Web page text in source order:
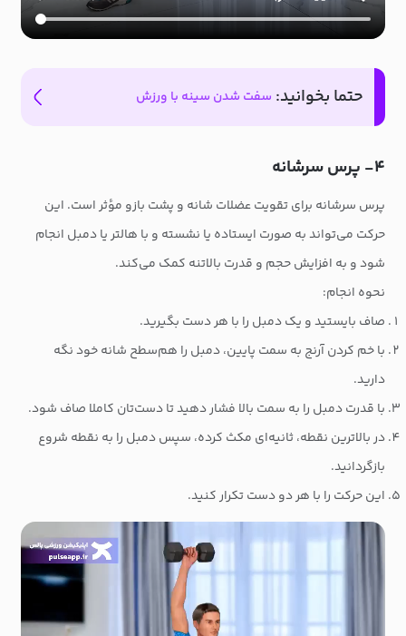
حتما بخوانید: سفت شدن سینه با ورزش
۴- پرس سرشانه
پرس سرشانه برای تقویت عضلات شانه و پشت بازو مؤثر است. این
حرکت می‌تواند به صورت ایستاده یا نشسته و با هالتر یا دمبل انجام
شود و به افزایش حجم و قدرت بالاتنه کمک می‌کند.
نحوه انجام:
صاف بایستید و یک دمبل را با هر دست بگیرید.
با خم کردن آرنج به سمت پایین، دمبل را هم‌سطح شانه خود نگه
دارید.
با قدرت دمبل‌ را به سمت بالا فشار دهید تا دست‌تان کاملا صاف شود.
در بالاترین نقطه، ثانیه‌ای مکث کرده، سپس دمبل را به نقطه شروع
بازگردانید.
این حرکت را با هر دو دست تکرار کنید.